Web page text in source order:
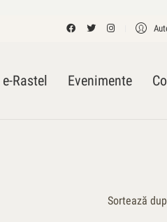
e-Rastel Evenimente
Sortează